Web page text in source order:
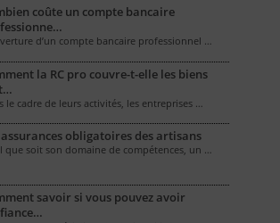
coûte un compte bancaire
d’un compte bancaire professionnel …
la RC pro couvre-t-elle les biens
le cadre de leurs activités, les entreprises …
assurances obligatoires des artisans
que soit son domaine de compétences, un …
savoir si vous pouvez avoir